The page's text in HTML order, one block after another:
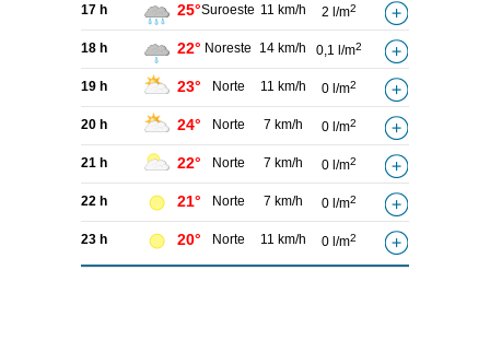
17 h 25°Suroeste 11 km/h 2 l/m2
18 h 22° Noreste 14 km/h 0,1 l/m2
19 h 23° Norte 11 km/h 0 l/m2
20 h 24° Norte 7 km/h 0 l/m2
21 h 22° Norte 7 km/h 0 l/m2
22 h 21° Norte 7 km/h 0 l/m2
23 h 20° Norte 11 km/h 0 l/m2